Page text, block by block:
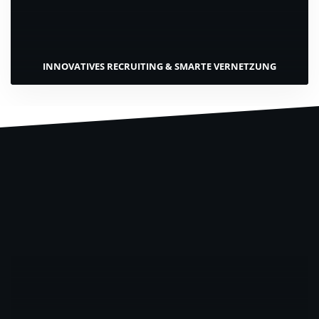
INNOVATIVES RECRUITING & SMARTE VERNETZUNG